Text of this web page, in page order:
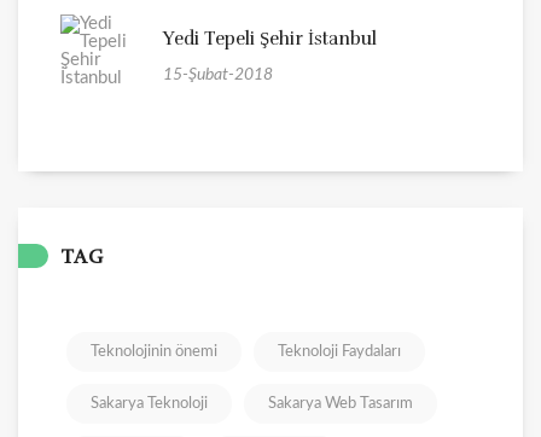
Yedi Tepeli Şehir İstanbul
15-Şubat-2018
TAG
Teknolojinin önemi Teknoloji Faydaları
Sakarya Teknoloji Sakarya Web Tasarım